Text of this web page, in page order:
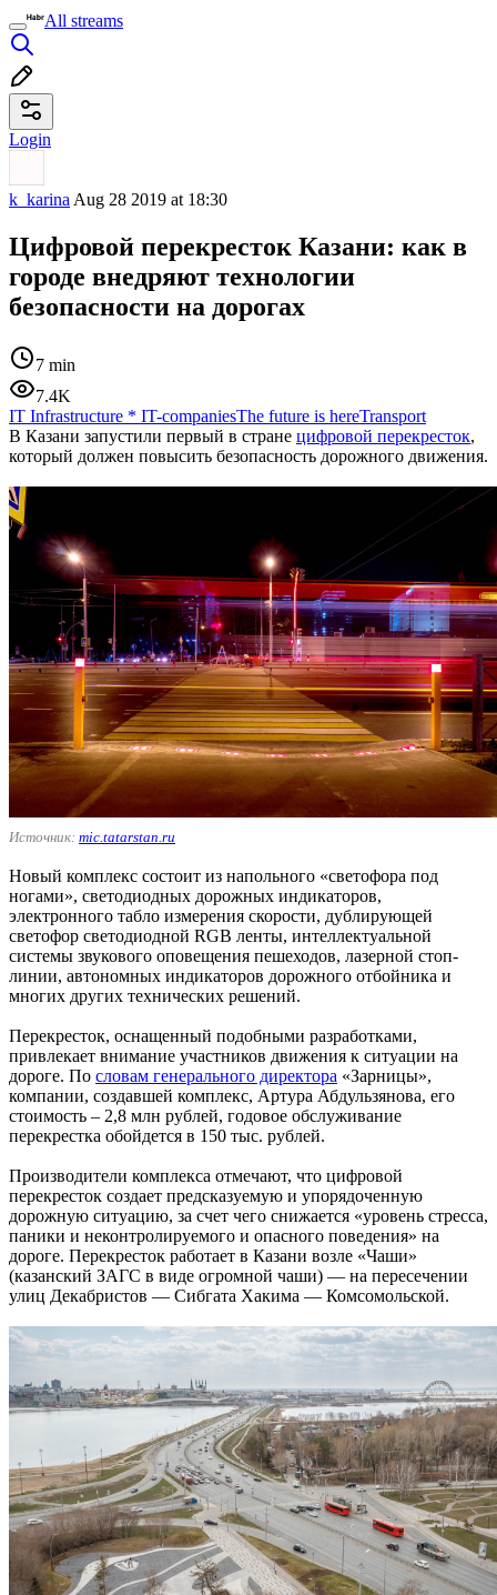
All streams
Login
k_karina Aug 28 2019 at 18:30
Цифровой перекресток Казани: как в
городе внедряют технологии
безопасности на дорогах
7 min
7.4K
IT Infrastructure * IT-companiesThe future is hereTransport
В Казани запустили первый в стране цифровой перекресток,
который должен повысить безопасность дорожного движения.
Источник: mic.tatarstan.ru
Новый комплекс состоит из напольного «светофора под
ногами», светодиодных дорожных индикаторов,
электронного табло измерения скорости, дублирующей
светофор светодиодной RGB ленты, интеллектуальной
системы звукового оповещения пешеходов, лазерной стоп-
линии, автономных индикаторов дорожного отбойника и
многих других технических решений.
Перекресток, оснащенный подобными разработками,
привлекает внимание участников движения к ситуации на
дороге. По словам генерального директора «Зарницы»,
компании, создавшей комплекс, Артура Абдульзянова, его
стоимость – 2,8 млн рублей, годовое обслуживание
перекрестка обойдется в 150 тыс. рублей.
Производители комплекса отмечают, что цифровой
перекресток создает предсказуемую и упорядоченную
дорожную ситуацию, за счет чего снижается «уровень стресса,
паники и неконтролируемого и опасного поведения» на
дороге. Перекресток работает в Казани возле «Чаши»
(казанский ЗАГС в виде огромной чаши) — на пересечении
улиц Декабристов — Сибгата Хакима — Комсомольской.